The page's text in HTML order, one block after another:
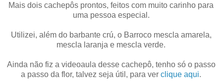
Mais dois cachepôs prontos, feitos com muito carinho para
uma pessoa especial.
Utilizei, além do barbante crú, o Barroco mescla amarela,
mescla laranja e mescla verde.
Ainda não fiz a videoaula desse cachepô, tenho só o passo
a passo da flor, talvez seja útil, para ver clique aqui.